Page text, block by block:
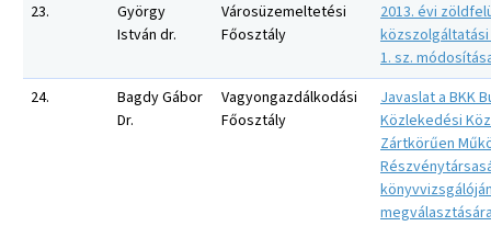
23.
György
István dr.
Városüzemeltetési
Főosztály
2013. évi
1. sz.
24.
Bagdy Gábor
Dr.
Vagyongazdálkodási
Főosztály
Javaslat a BKK
Közlekedési
Zártkörűen